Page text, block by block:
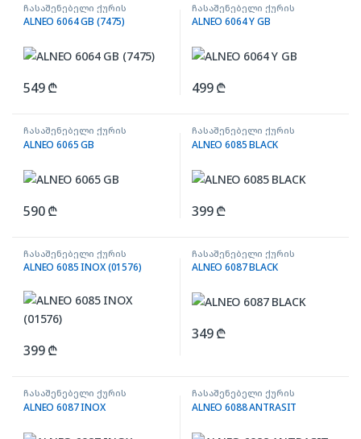
ჩასაშენებელი ქურის
ზედაპირი
ALNEO 6064 GB (7475)
549₾
ჩასაშენებელი ქურის
ზედაპირი
ALNEO 6064 Y GB
499₾
ჩასაშენებელი ქურის
ზედაპირი
ALNEO 6065 GB
590₾
ჩასაშენებელი ქურის
ზედაპირი
ALNEO 6085 BLACK
399₾
ჩასაშენებელი ქურის
ზედაპირი
ALNEO 6085 INOX (01576)
399₾
ჩასაშენებელი ქურის
ზედაპირი
ALNEO 6087 BLACK
349₾
ჩასაშენებელი ქურის
ზედაპირი
ALNEO 6087 INOX
ჩასაშენებელი ქურის
ზედაპირი
ALNEO 6088 ANTRASIT